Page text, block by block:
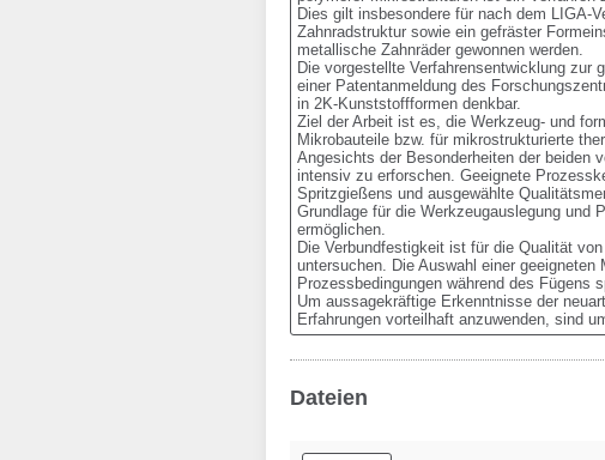
Dies gilt insbesondere für nach dem LIGA-
Zahnradstruktur sowie ein gefräster
metallische Zahnräder gewonnen werden.
Die vorgestellte Verfahrensentwicklung zur
einer Patentanmeldung des
in 2K-Kunststoffformen denkbar.
Ziel der Arbeit ist es, die Werkzeug- und
Mikrobauteile bzw. für mikrostrukturierte
Angesichts der Besonderheiten der beiden
intensiv zu erforschen. Geeignete
Spritzgießens und ausgewählte
Grundlage für die Werkzeugauslegung und
ermöglichen.
Die Verbundfestigkeit ist für die Qualität
untersuchen. Die Auswahl einer
Prozessbedingungen während des Fügens
Um aussagekräftige Erkenntnisse der
Erfahrungen vorteilhaft anzuwenden, sind
Dateien